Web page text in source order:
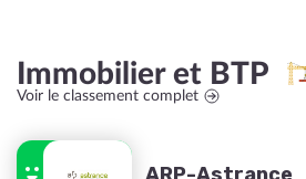
Immobilier et BTP
Voir le classement complet